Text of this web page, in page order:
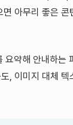
아무리 좋은 콘
요약해 안내하
, 이미지 대체